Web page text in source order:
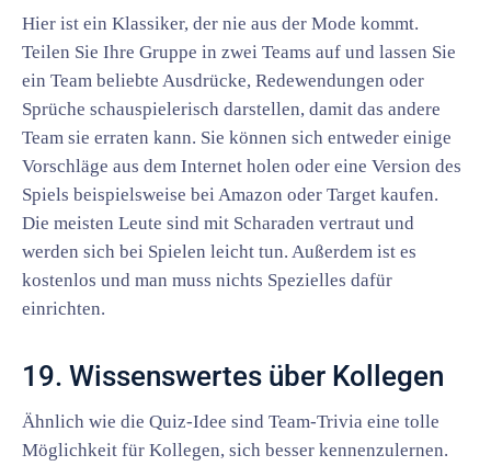
Hier ist ein Klassiker, der nie aus der Mode kommt.
Teilen Sie Ihre Gruppe in zwei Teams auf und lassen Sie
ein Team beliebte Ausdrücke, Redewendungen oder
Sprüche schauspielerisch darstellen, damit das andere
Team sie erraten kann. Sie können sich entweder einige
Vorschläge aus dem Internet holen oder eine Version des
Spiels beispielsweise bei Amazon oder Target kaufen.
Die meisten Leute sind mit Scharaden vertraut und
werden sich bei Spielen leicht tun. Außerdem ist es
kostenlos und man muss nichts Spezielles dafür
einrichten.
19. Wissenswertes über Kollegen
Ähnlich wie die Quiz-Idee sind Team-Trivia eine tolle
Möglichkeit für Kollegen, sich besser kennenzulernen.